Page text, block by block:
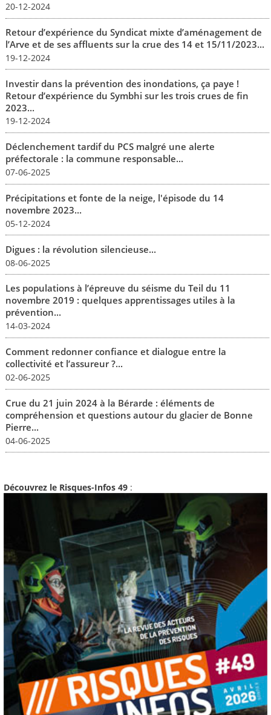
20-12-2024
Retour d’expérience du Syndicat mixte d’aménagement de
l’Arve et de ses affluents sur la crue des 14 et 15/11/2023...
19-12-2024
Investir dans la prévention des inondations, ça paye !
Retour d’expérience du Symbhi sur les trois crues de fin
2023...
19-12-2024
Déclenchement tardif du PCS malgré une alerte
préfectorale : la commune responsable...
07-06-2025
Précipitations et fonte de la neige, l'épisode du 14
novembre 2023...
05-12-2024
Digues : la révolution silencieuse...
08-06-2025
Les populations à l’épreuve du séisme du Teil du 11
novembre 2019 : quelques apprentissages utiles à la
prévention...
14-03-2024
Comment redonner confiance et dialogue entre la
collectivité et l’assureur ?...
02-06-2025
Crue du 21 juin 2024 à la Bérarde : éléments de
compréhension et questions autour du glacier de Bonne
Pierre...
04-06-2025
Découvrez le Risques-Infos 49 :